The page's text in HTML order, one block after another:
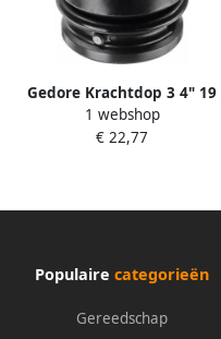
Gedore Krachtdop 3 4" 19
MM 2734095
1 webshop
€ 22,77
Populaire categorieën
Gereedschap